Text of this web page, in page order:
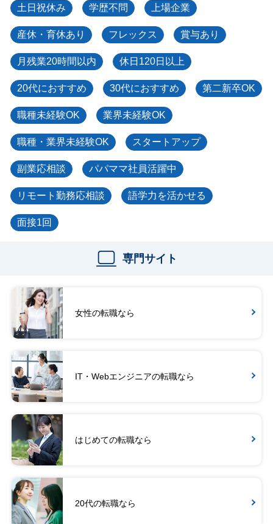
土日祝休み 学歴不問 上場企業
産休・育休あり フレックス 賞与あり
月残業20時間以内 休日120日以上
20代におすすめ 30代におすすめ 第二新卒OK
職種未経験OK 業界未経験OK
職種・業界未経験OK スタートアップ
副業応相談 パパママ社員活躍中
リモート勤務応相談 語学力を活かせる
面接1回
専門サイト
女性の転職なら
IT・Webエンジニアの転職なら
はじめての転職なら
20代の転職なら